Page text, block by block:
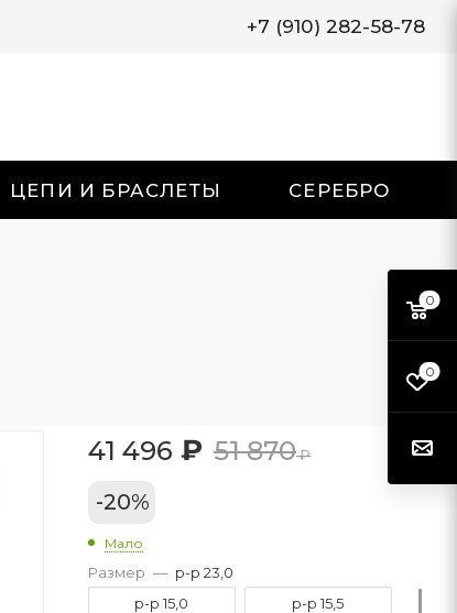
+7 (910) 282-58-78
ЦЕПИ И БРАСЛЕТЫ СЕРЕБРО
41 496 ₽ 51 870₽
-20%
Мало
Размер — р-р 23,0
р-р 15,0
р-р 15,5
0
0